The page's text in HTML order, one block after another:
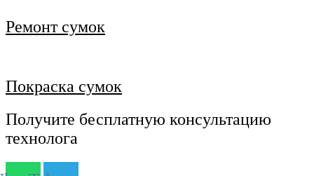
Ремонт сумок
Покраска сумок
Получите бесплатную консультацию
технолога